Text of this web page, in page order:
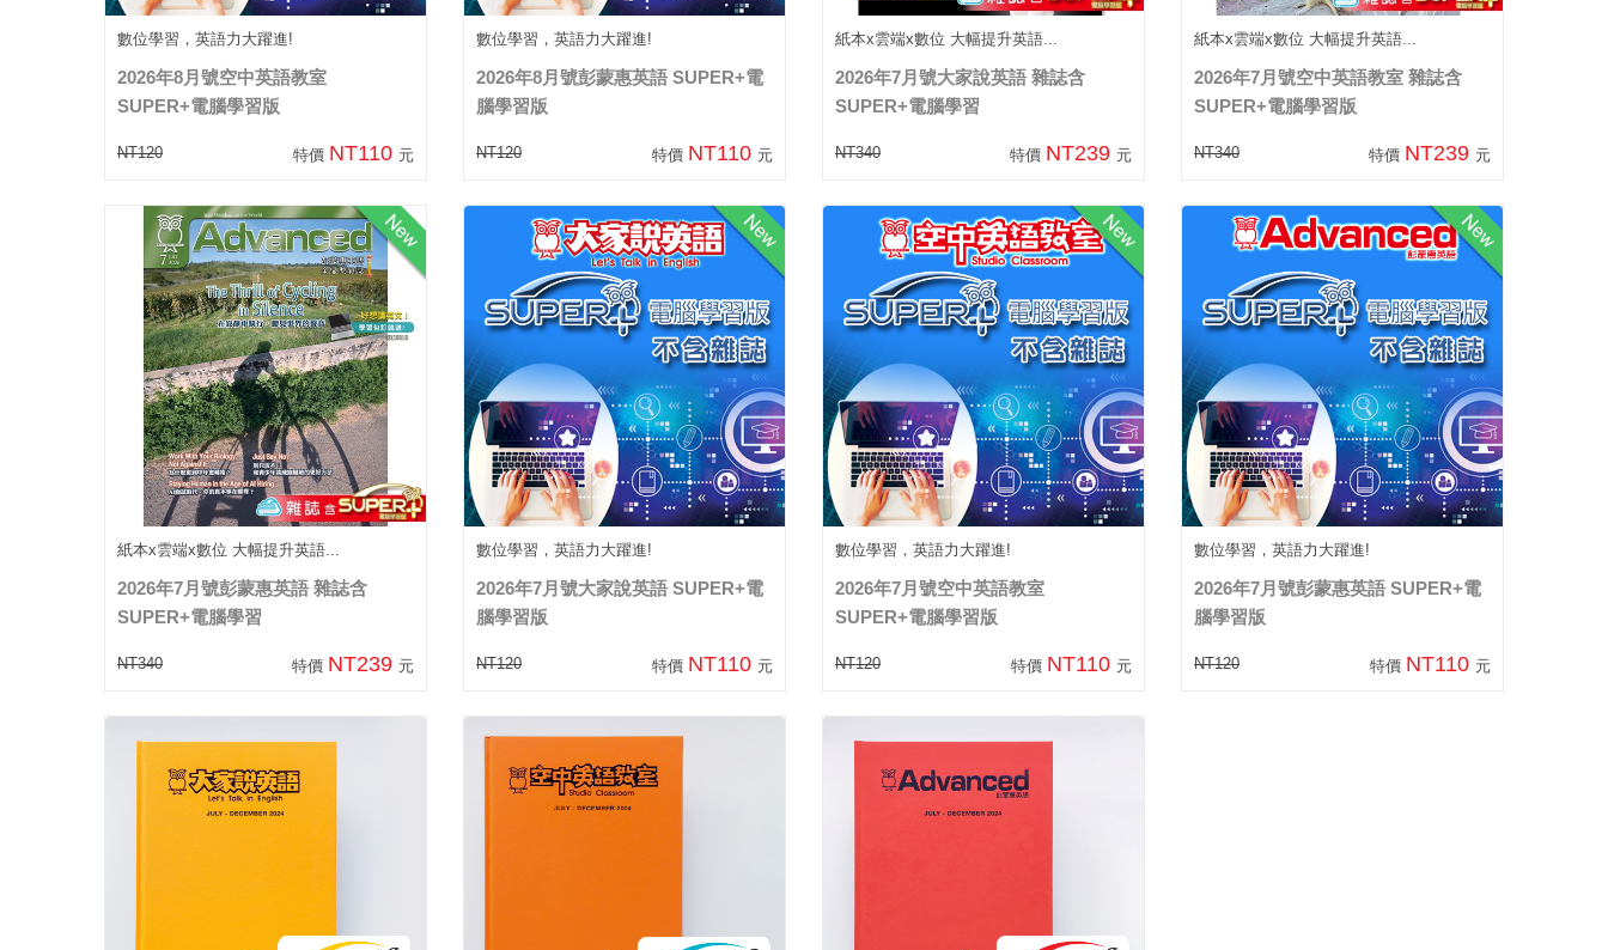
數位學習，英語力大躍進!
2026年8月號空中英語教室
SUPER+電腦學習版
NT120 特價 NT110 元
數位學習，英語力大躍進!
2026年8月號彭蒙惠英語 SUPER+電
腦學習版
NT120 特價 NT110 元
紙本x雲端x數位 大幅提升英語...
2026年7月號大家說英語 雜誌含
SUPER+電腦學習
NT340 特價 NT239 元
紙本x雲端x數位 大幅提升英語...
2026年7月號空中英語教室 雜誌含
SUPER+電腦學習版
NT340 特價 NT239 元
紙本x雲端x數位 大幅提升英語...
2026年7月號彭蒙惠英語 雜誌含
SUPER+電腦學習
NT340 特價 NT239 元
數位學習，英語力大躍進!
2026年7月號大家說英語 SUPER+電
腦學習版
NT120 特價 NT110 元
數位學習，英語力大躍進!
2026年7月號空中英語教室
SUPER+電腦學習版
NT120 特價 NT110 元
數位學習，英語力大躍進!
2026年7月號彭蒙惠英語 SUPER+電
腦學習版
NT120 特價 NT110 元